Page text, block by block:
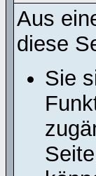
Aus
diese
Sie